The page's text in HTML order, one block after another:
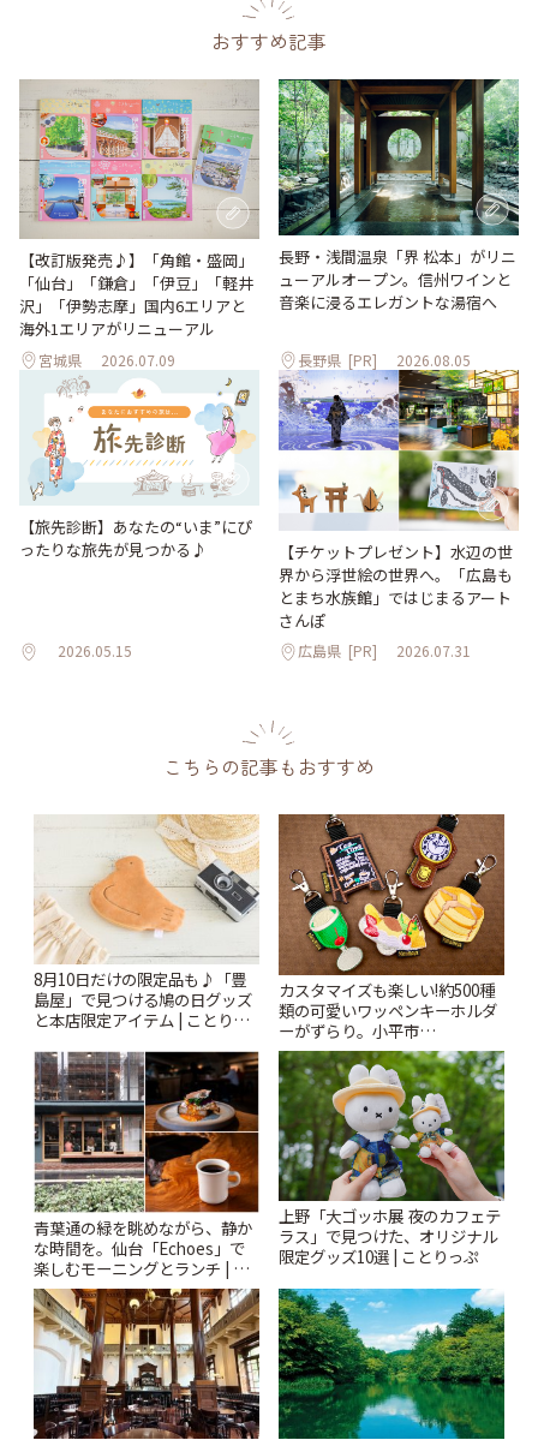
おすすめ記事
【改訂版発売♪】「角館・盛岡」
「仙台」「鎌倉」「伊豆」「軽井
沢」「伊勢志摩」国内6エリアと
海外1エリアがリニューアル
宮城県 2026.07.09
長野・浅間温泉「界 松本」がリニ
ューアルオープン。信州ワインと
音楽に浸るエレガントな湯宿へ
長野県 [PR] 2026.08.05
【旅先診断】あなたの“いま”にぴ
ったりな旅先が見つかる♪
2026.05.15
【チケットプレゼント】水辺の世
界から浮世絵の世界へ。「広島も
とまち水族館」ではじまるアート
さんぽ
広島県 [PR] 2026.07.31
こちらの記事もおすすめ
8月10日だけの限定品も♪「豊
島屋」で見つける鳩の日グッズ
と本店限定アイテム | ことりっ
カスタマイズも楽しい!約500種
類の可愛いワッペンキーホルダ
ーがずらり。小平市
「Kimamaya T&K」 | ことりっ
ぷ
青葉通の緑を眺めながら、静か
な時間を。仙台「Echoes」で
楽しむモーニングとランチ | こ
とりっぷ
上野「大ゴッホ展 夜のカフェテ
ラス」で見つけた、オリジナル
限定グッズ10選 | ことりっぷ